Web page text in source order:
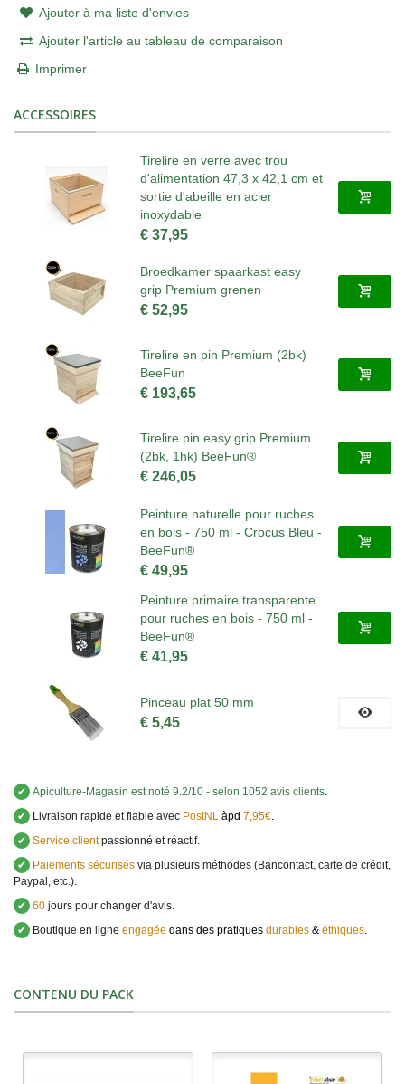
Ajouter à ma liste d'envies
Ajouter l'article au tableau de comparaison
Imprimer
ACCESSOIRES
Tirelire en verre avec trou
d'alimentation 47,3 x 42,1 cm et
sortie d'abeille en acier
inoxydable
€ 37,95
Broedkamer spaarkast easy
grip Premium grenen
€ 52,95
Tirelire en pin Premium (2bk)
BeeFun
€ 193,65
Tirelire pin easy grip Premium
(2bk, 1hk) BeeFun®
€ 246,05
Peinture naturelle pour ruches
en bois - 750 ml - Crocus Bleu -
BeeFun®
€ 49,95
Peinture primaire transparente
pour ruches en bois - 750 ml -
BeeFun®
€ 41,95
Pinceau plat 50 mm
€ 5,45
✔ Apiculture-Magasin est noté 9.2/10 - selon 1052 avis clients
✔
Livraison rapide et fiable avec PostNL àpd 7,95€
✔ Service clientpassionné et réactif.
✔
Paiements sécurisés via plusieurs méthodes (Bancontact, carte de crédit,
Paypal, etc.).
✔ 60 jours pour changer d'avis.
✔
Boutique en ligne engagée dans des pratiques durables & éthiques
CONTENU DU PACK